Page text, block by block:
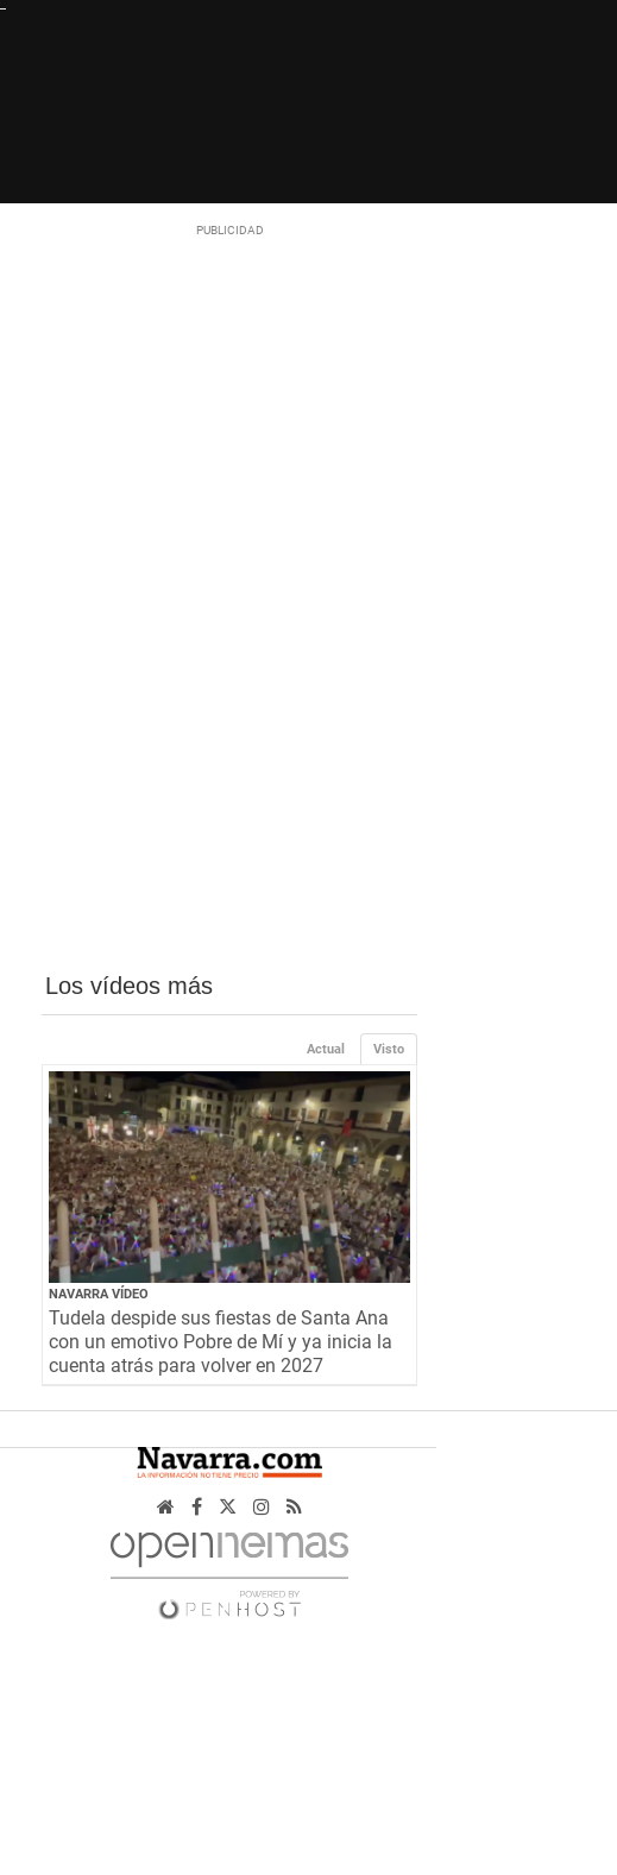
Los vídeos más
Visto
Actual
NAVARRA VÍDEO
Tudela despide sus fiestas de Santa Ana
con un emotivo Pobre de Mí y ya inicia la
cuenta atrás para volver en 2027